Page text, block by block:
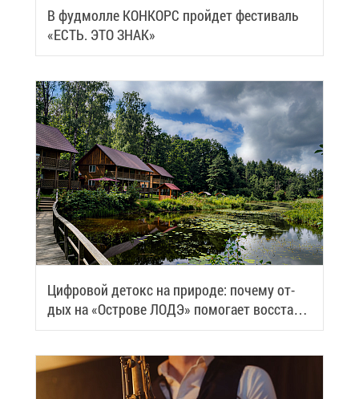
В фуд­мол­ле КОН­КОРС прой­дет фе­сти­валь
«ЕСТЬ. ЭТО ЗНАК»
Циф­ро­вой де­токс на при­ро­де: по­че­му от­
дых на «Ост­ро­ве ЛОДЭ» по­мо­га­ет вос­ста­но­
вить си­лы